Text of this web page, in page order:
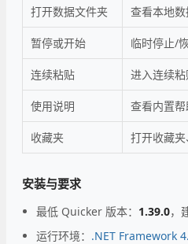
打开数据文件夹 查看本地
暂停或开始 临时停止/
连续粘贴 进入连续
使用说明 查看内置帮
收藏夹 打开收藏
安装与要求
最低 Quicker 版本： 1.39.0，
运行环境： .NET Framework